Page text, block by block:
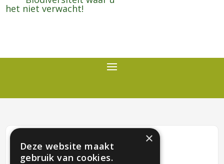
het niet verwacht!
Natuur ×
Deze website maakt
gebruik van cookies.